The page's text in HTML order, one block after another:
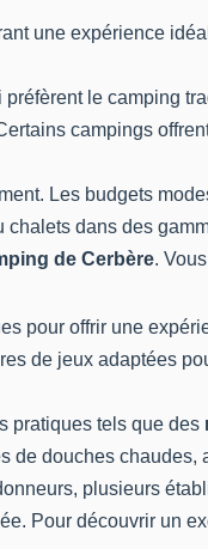
une expérience
préfèrent le camping
campings
Les budgets
dans des
de Cerbère.
pour offrir une
de jeux adaptées
pratiques tels que des
douches chaudes,
plusieurs
Pour découvrir un